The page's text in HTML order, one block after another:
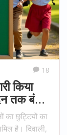
18
किया
तक बंद
का छुट्टियों का
है। दिवाली,